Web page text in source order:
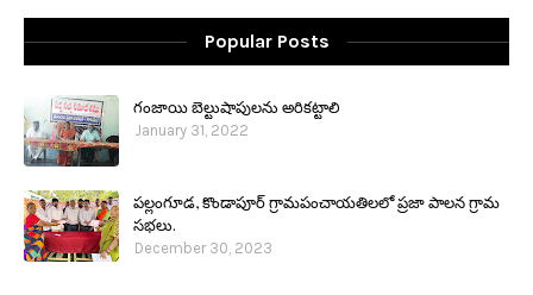
Popular Posts
గంజాయి బెల్టుషాపులను అరికట్టాలి
January 31, 2022
పల్లంగూడ, కొండాపూర్ గ్రామపంచాయతిలలో ప్రజా పాలన గ్రామ
సభలు.
December 30, 2023